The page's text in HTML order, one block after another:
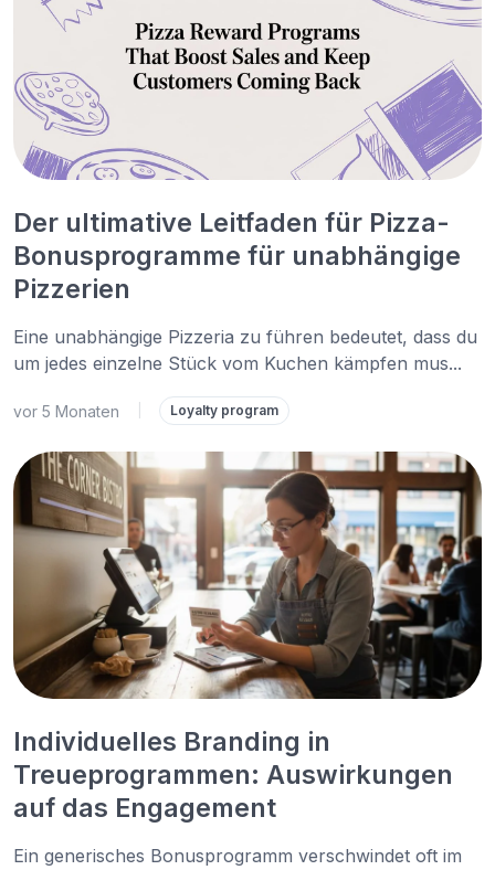
Der ultimative Leitfaden für Pizza-
Bonusprogramme für unabhängige
Pizzerien
Eine unabhängige Pizzeria zu führen bedeutet, dass du
um jedes einzelne Stück vom Kuchen kämpfen mus...
vor 5 Monaten Loyalty program
Individuelles Branding in
Treueprogrammen: Auswirkungen
auf das Engagement
Ein generisches Bonusprogramm verschwindet oft im